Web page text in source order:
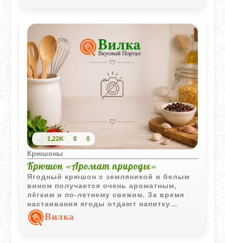
1,22K 0 0
Крюшоны
Крюшон «Аромат природы»
Ягодный крюшон с земляникой и белым
вином получается очень ароматным,
лёгким и по-летнему свежим. За время
настаивания ягоды отдают напитку
насыщенный вкус и тонкий природный
аромат.Вилка